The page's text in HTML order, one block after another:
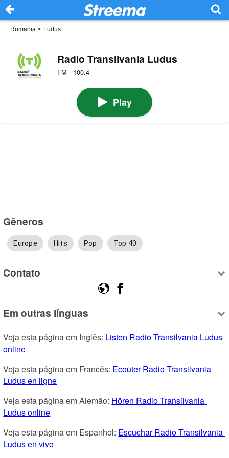
Romania > Ludus
Radio Transilvania Ludus
FM · 100.4
Play
Gêneros
Europe Hits Pop Top 40
Contato
Em outras línguas
Veja esta página em Inglês: Listen Radio Transilvania Ludus
online
Veja esta página em Francês: Ecouter Radio Transilvania
Ludus en ligne
Veja esta página em Alemão: Hören Radio Transilvania
Ludus online
Veja esta página em Espanhol: Escuchar Radio Transilvania
Ludus en vivo